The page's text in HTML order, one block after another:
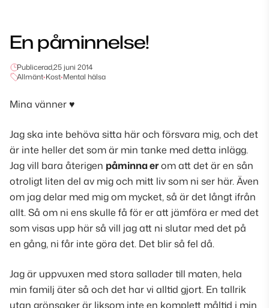
En påminnelse!
Publicerad,25 juni 2014
Allmänt•Kost•Mental hälsa
Mina vänner ♥
Jag ska inte behöva sitta här och försvara mig, och det
är inte heller det som är min tanke med detta inlägg.
Jag vill bara återigen påminna erom att det är en sån
otroligt liten del av mig och mitt liv som ni ser här. Även
om jag delar med mig om mycket, så är det långt ifrån
allt. Så om ni ens skulle få för er att jämföra er med det
som visas upp här så vill jag att ni slutar med det på
en gång, ni får inte göra det. Det blir så fel då.
Jag är uppvuxen med stora sallader till maten, hela
min familj äter så och det har vi alltid gjort. En tallrik
utan grönsaker är liksom inte en komplett måltid i min